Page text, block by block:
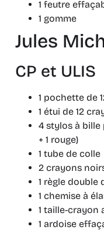
1 feutre
1 gomme
Jules
CP et ULIS
1 pochette de
1 étui de 12
4 stylos à bille
+ 1 rouge)
1 tube de colle
2 crayons
1 règle double
1 chemise à
1 taille-crayon
1 ardoise